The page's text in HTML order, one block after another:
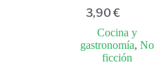
3,90€
Cocina y
gastronomía,No
ficción